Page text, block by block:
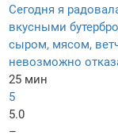
Сегодня я
вкусными
сыром, мясом,
невозможно
25 мин
5
5.0
–